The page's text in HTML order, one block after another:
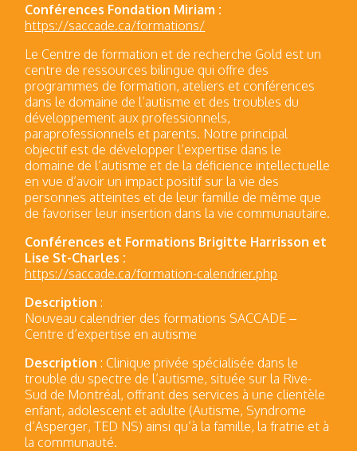
Conférences Fondation Miriam :
https://saccade.ca/formations/
Le Centre de formation et de recherche Gold est un
centre de ressources bilingue qui offre des
programmes de formation, ateliers et conférences
dans le domaine de l’autisme et des troubles du
développement aux professionnels,
paraprofessionnels et parents. Notre principal
objectif est de développer l’expertise dans le
domaine de l’autisme et de la déficience intellectuelle
en vue d’avoir un impact positif sur la vie des
personnes atteintes et de leur famille de même que
de favoriser leur insertion dans la vie communautaire.
Conférences et Formations Brigitte Harrisson et
Lise St-Charles :
https://saccade.ca/formation-calendrier.php
Description :
Nouveau calendrier des formations SACCADE –
Centre d’expertise en autisme
Description : Clinique privée spécialisée dans le
trouble du spectre de l’autisme, située sur la Rive-
Sud de Montréal, offrant des services à une clientèle
enfant, adolescent et adulte (Autisme, Syndrome
d’Asperger, TED NS) ainsi qu’à la famille, la fratrie et à
la communauté.